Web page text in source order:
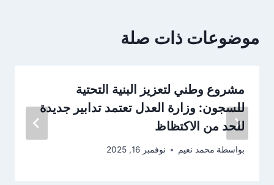
موضوعات ذات صلة
مشروع وطني لتعزيز البنية التحتية
للسجون: وزارة العدل تعتمد تدابير جديدة
للحد من الاكتظاظ
بواسطة محمد نعيم نوفمبر 16, 2025